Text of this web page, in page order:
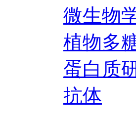
微生物
植物多
蛋白质
抗体